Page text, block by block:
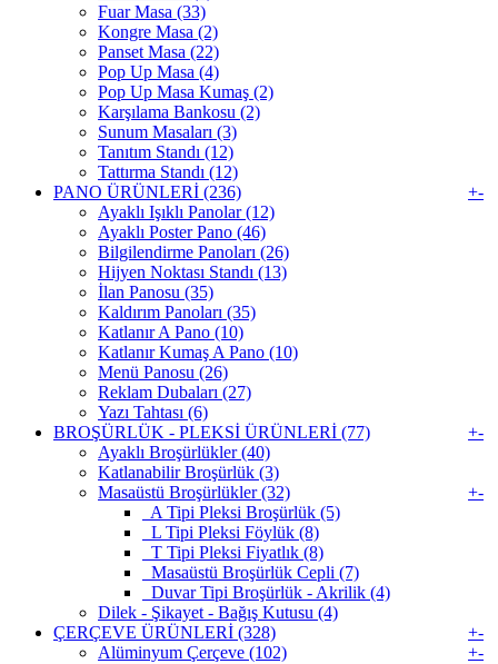
Fuar Masa (33)
Kongre Masa (2)
Panset Masa (22)
Pop Up Masa (4)
Pop Up Masa Kumaş (2)
Karşılama Bankosu (2)
Sunum Masaları (3)
Tanıtım Standı (12)
Tattırma Standı (12)
PANO ÜRÜNLERİ (236)
+-
Ayaklı Işıklı Panolar (12)
Ayaklı Poster Pano (46)
Bilgilendirme Panoları (26)
Hijyen Noktası Standı (13)
İlan Panosu (35)
Kaldırım Panoları (35)
Katlanır A Pano (10)
Katlanır Kumaş A Pano (10)
Menü Panosu (26)
Reklam Dubaları (27)
Yazı Tahtası (6)
BROŞÜRLÜK - PLEKSİ ÜRÜNLERİ (77)
+-
Ayaklı Broşürlükler (40)
Katlanabilir Broşürlük (3)
Masaüstü Broşürlükler (32)
+-
A Tipi Pleksi Broşürlük (5)
L Tipi Pleksi Föylük (8)
T Tipi Pleksi Fiyatlık (8)
Masaüstü Broşürlük Cepli (7)
Duvar Tipi Broşürlük - Akrilik (4)
Dilek - Şikayet - Bağış Kutusu (4)
ÇERÇEVE ÜRÜNLERİ (328)
+-
Alüminyum Çerçeve (102)
+-